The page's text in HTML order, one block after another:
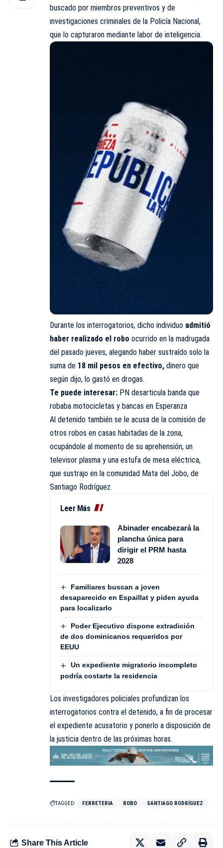
buscado por miembros preventivos y de
investigaciones criminales de la Policía Nacional,
que lo capturaron mediante labor de inteligencia.
Durante los interrogatorios, dicho individuo admitió
haber realizado el robo ocurrido en la madrugada
del pasado jueves, alegando haber sustraído solo la
suma de 18 mil pesos en efectivo, dinero que
según dijo, lo gastó en drogas.
Te puede interesar: PN desarticula banda que
robaba motocicletas y bancas en Esperanza
Al detenido también se le acusa de la comisión de
otros robos en casas habitadas de la zona,
ocupándole al momento de su aprehensión, un
televisor plasma y una estufa de mesa eléctrica,
que sustrajo en la comunidad Mata del Jobo, de
Santiago Rodríguez.
Leer Más
Abinader encabezará la
plancha única para
dirigir el PRM hasta
2028
Familiares buscan a joven
desaparecido en Espaillat y piden ayuda
para localizarlo
Poder Ejecutivo dispone extradición
de dos dominicanos requeridos por
EEUU
Un expediente migratorio incompleto
podría costarte la residencia
Los investigadores policiales profundizan los
interrogatorios contra el detenido, a fin de procesar
el expediente acusatorio y ponerlo a disposición de
la justicia dentro de las próximas horas.
TAGGED: FERRETERIA ROBO SANTIAGO RODRÍGUEZ
Share This Article